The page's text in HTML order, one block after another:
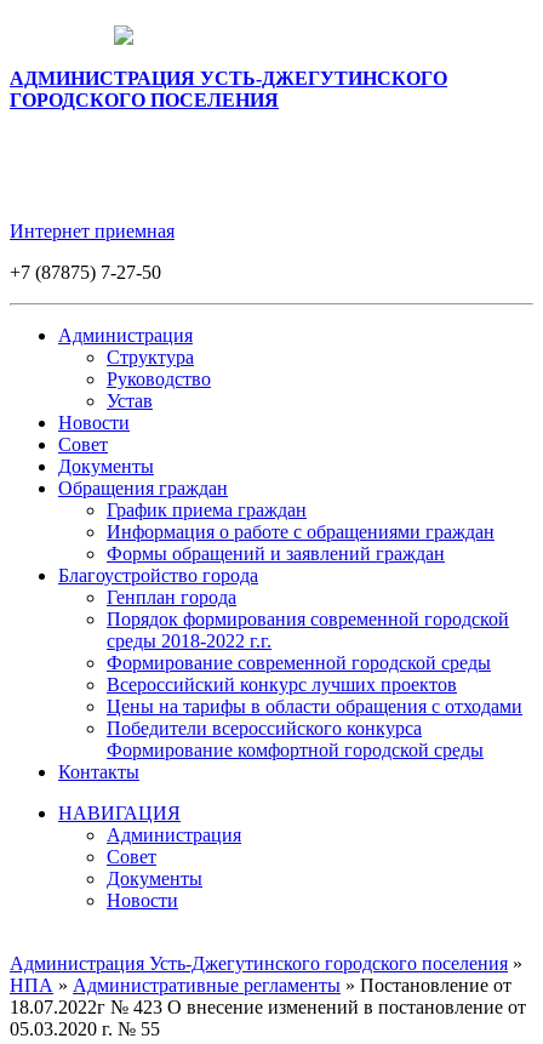
АДМИНИСТРАЦИЯ УСТЬ-ДЖЕГУТИНСКОГО
ГОРОДСКОГО ПОСЕЛЕНИЯ
Интернет приемная
+7 (87875) 7-27-50
Администрация
Структура
Руководство
Устав
Новости
Совет
Документы
Обращения граждан
График приема граждан
Информация о работе с обращениями граждан
Формы обращений и заявлений граждан
Благоустройство города
Генплан города
Порядок формирования современной городской
среды 2018-2022 г.г.
Формирование современной городской среды
Всероссийский конкурс лучших проектов
Цены на тарифы в области обращения с отходами
Победители всероссийского конкурса
Формирование комфортной городской среды
Контакты
НАВИГАЦИЯ
Администрация
Совет
Документы
Новости
Администрация Усть-Джегутинского городского поселения »
НПА » Административные регламенты » Постановление от
18.07.2022г № 423 О внесение изменений в постановление от
05.03.2020 г. № 55